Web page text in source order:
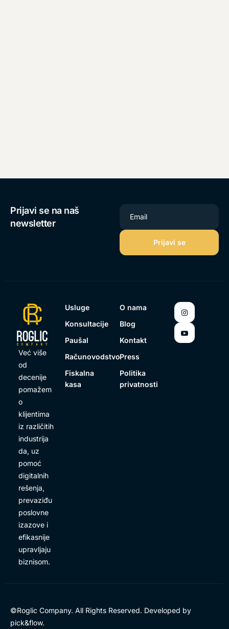
Prijavi se na naš
newsletter
Email
Već više
od
decenije
pomažem
o
klijentima
iz različitih
industrija
da, uz
pomoć
digitalnih
rešenja,
prevaziđu
poslovne
izazove i
efikasnije
upravljaju
biznisom.
Usluge
Konsultacije
Paušal
Računovodstvo
Fiskalna
kasa
O nama
Blog
Kontakt
Press
Politika
privatnosti
©Roglic Company. All Rights Reserved. Developed by
pick&flow.